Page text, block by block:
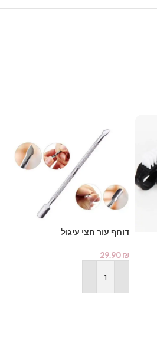
דוחף עור חצי עיגול
29.90₪
הוספה לסל